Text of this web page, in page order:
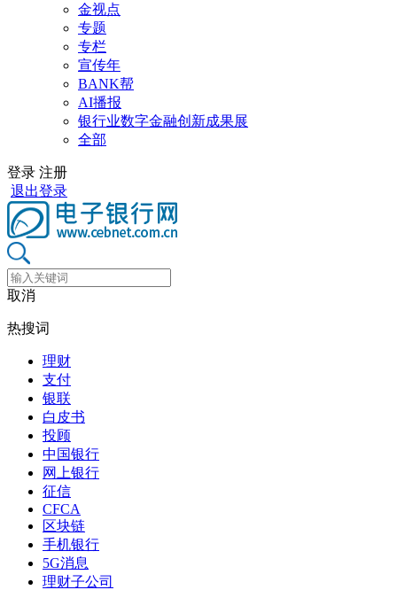
金视点
专题
专栏
宣传年
BANK帮
AI播报
银行业数字金融创新成果展
全部
登录 注册
退出登录
取消
热搜词
理财
支付
银联
白皮书
投顾
中国银行
网上银行
征信
CFCA
区块链
手机银行
5G消息
理财子公司